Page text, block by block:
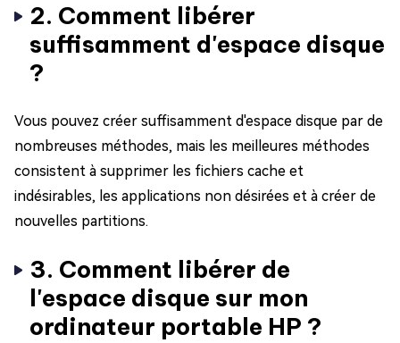
2. Comment libérer
suffisamment d'espace disque
?
Vous pouvez créer suffisamment d'espace disque par de
nombreuses méthodes, mais les meilleures méthodes
consistent à supprimer les fichiers cache et
indésirables, les applications non désirées et à créer de
nouvelles partitions.
3. Comment libérer de
l'espace disque sur mon
ordinateur portable HP ?